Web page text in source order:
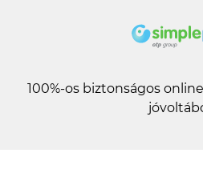
100%-os biztonságos